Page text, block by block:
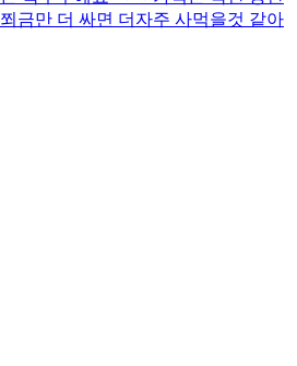
금만 더 싸면 더자주 사먹을것 같아